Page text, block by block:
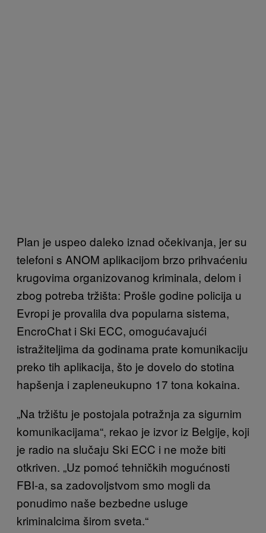
Plan je uspeo daleko iznad očekivanja, jer su
telefoni s ANOM aplikacijom brzo prihvaćeniu
krugovima organizovanog kriminala, delom i
zbog potreba tržišta: Prošle godine policija u
Evropi je provalila dva popularna sistema,
EncroChat i Ski ECC, omogućavajući
istražiteljima da godinama prate komunikaciju
preko tih aplikacija, što je dovelo do stotina
hapšenja i zapleneukupno 17 tona kokaina.
„Na tržištu je postojala potražnja za sigurnim
komunikacijama“, rekao je izvor iz Belgije, koji
je radio na slučaju Ski ECC i ne može biti
otkriven. „Uz pomoć tehničkih mogućnosti
FBI-a, sa zadovoljstvom smo mogli da
ponudimo naše bezbedne usluge
kriminalcima širom sveta.“